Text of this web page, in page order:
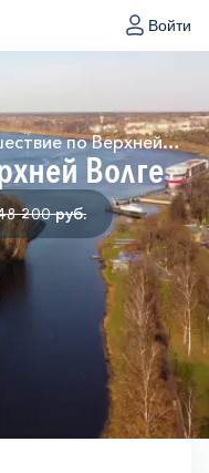
Войти
по Верхней
Волге
200 руб.